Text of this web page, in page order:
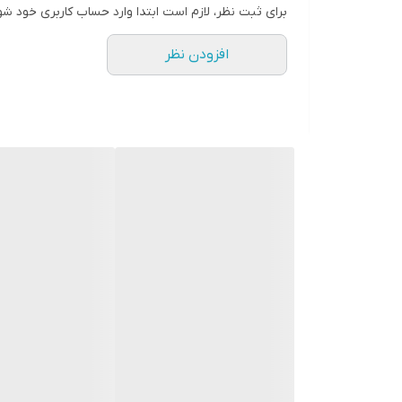
برای ثبت نظر، لازم است ابتدا وارد حساب کاربری خود
افزودن نظر